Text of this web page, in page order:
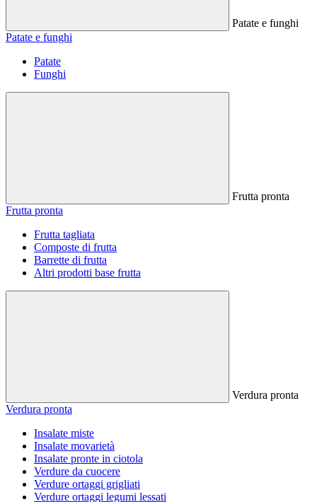
Patate e funghi
Patate e funghi
Patate
Funghi
Frutta pronta
Frutta pronta
Frutta tagliata
Composte di frutta
Barrette di frutta
Altri prodotti base frutta
Verdura pronta
Verdura pronta
Insalate miste
Insalate movarietà
Insalate pronte in ciotola
Verdure da cuocere
Verdure ortaggi grigliati
Verdure ortaggi legumi lessati